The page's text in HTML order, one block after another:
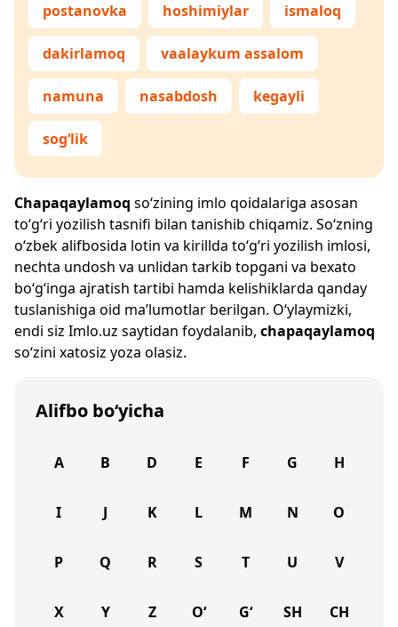
postanovka hoshimiylar ismaloq
dakirlamoq vaalaykum assalom
namuna nasabdosh kegayli
sog‘lik
Chapaqaylamoq so‘zining imlo qoidalariga asosan
to‘g‘ri yozilish tasnifi bilan tanishib chiqamiz. So‘zning
o‘zbek alifbosida lotin va kirillda to‘g‘ri yozilish imlosi,
nechta undosh va unlidan tarkib topgani va bexato
bo‘g‘inga ajratish tartibi hamda kelishiklarda qanday
tuslanishiga oid ma’lumotlar berilgan. O‘ylaymizki,
endi siz Imlo.uz saytidan foydalanib, chapaqaylamoq
so‘zini xatosiz yoza olasiz.
Alifbo bo‘yicha
A B D E F G H
I J K L M N O
P Q R S T U V
X Y Z O‘ G‘ SH CH